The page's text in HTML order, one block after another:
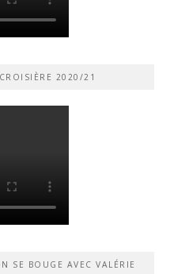
2020/21
SE BOUGE AVEC VALÉRIE